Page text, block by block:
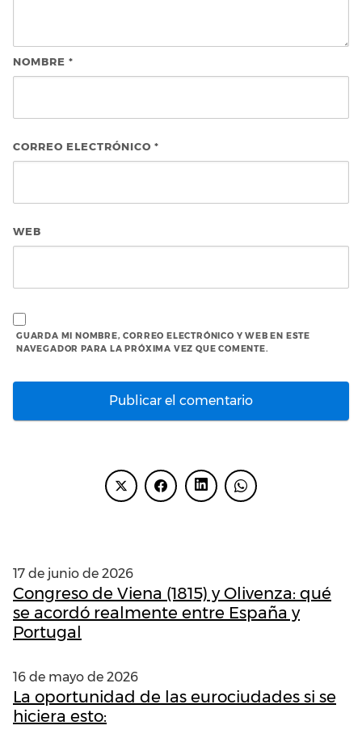
NOMBRE *
CORREO ELECTRÓNICO *
WEB
GUARDA MI NOMBRE, CORREO ELECTRÓNICO Y WEB EN ESTE
NAVEGADOR PARA LA PRÓXIMA VEZ QUE COMENTE.
17 de junio de 2026
Congreso de Viena (1815) y Olivenza: qué
se acordó realmente entre España y
Portugal
16 de mayo de 2026
La oportunidad de las eurociudades si se
hiciera esto: